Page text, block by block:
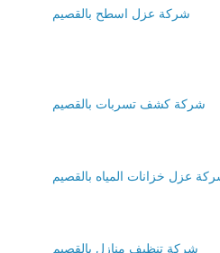
شركة عزل اسطح بالقصيم
شركة كشف تسربات بالقصيم
عزل خزانات المياه بالقصيم
شركة تنظيف منازل بالقصيم